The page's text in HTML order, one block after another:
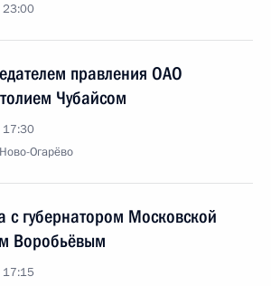
23:00
правления ОАО
Чубайсом
17:30
Огарёво
с губернатором Московской
Воробьёвым
17:15